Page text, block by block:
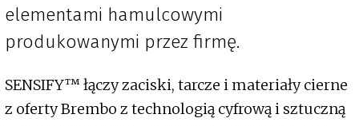
elementami hamulcowymi
produkowanymi przez firmę.
SENSIFY™ łączy zaciski, tarcze i materiały cierne
z oferty Brembo z technologią cyfrową i sztuczną